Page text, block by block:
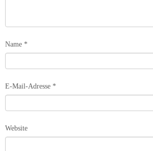
Name *
E-Mail-Adresse *
Website